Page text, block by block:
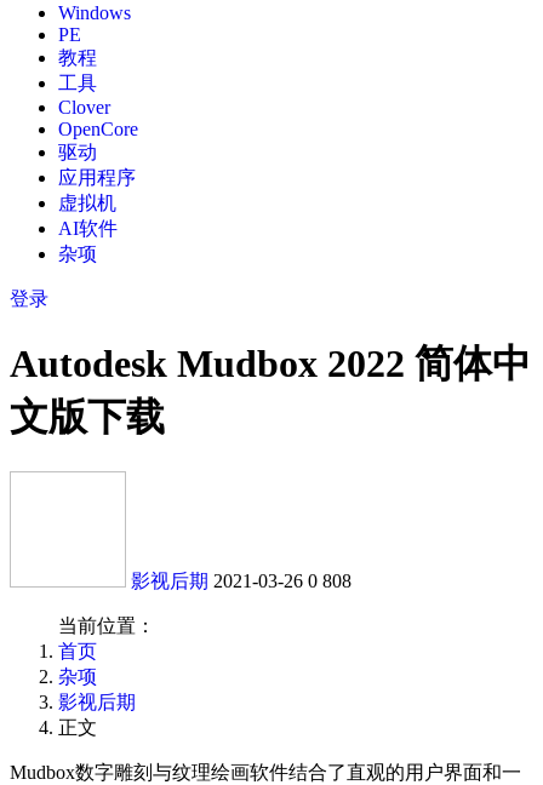
Windows
PE
教程
工具
Clover
OpenCore
驱动
应用程序
虚拟机
AI软件
杂项
登录
Autodesk Mudbox 2022 简体中
文版下载
影视后期 2021-03-26 0 808
当前位置：
首页
杂项
影视后期
正文
Mudbox数字雕刻与纹理绘画软件结合了直观的用户界面和一